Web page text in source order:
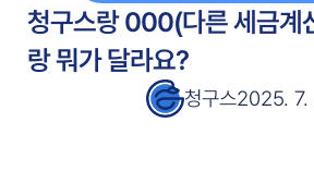
청구스랑 000(다른 세금계
랑 뭐가 달라요?
청구스2025. 7.